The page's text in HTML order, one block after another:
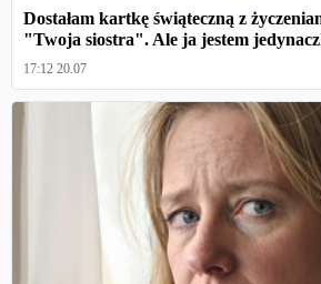
Dostałam kartkę świąteczną z
"Twoja siostra". Ale ja jestem
17:12 20.07